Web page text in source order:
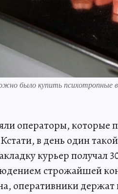
было купить
операторы, которые
в день один
курьер получал
строжайшей
оперативники держат